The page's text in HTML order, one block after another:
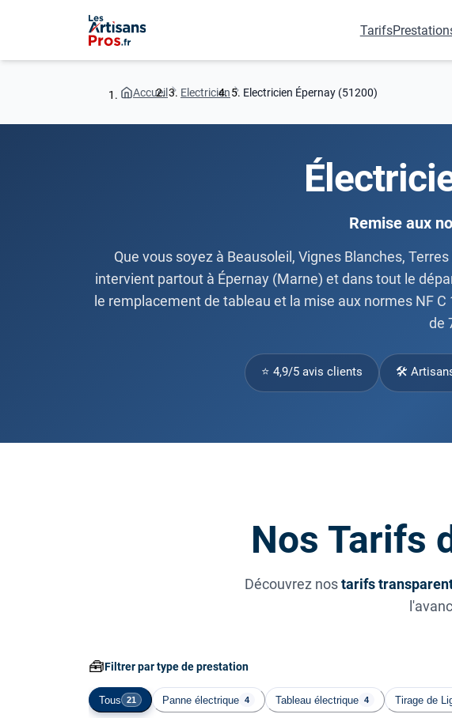
Tarifs
Accueil Electricien Electricien Épernay (51200)
Remise aux
Que vous soyez à Beausoleil, Vignes Blanches,
intervient partout à Épernay (Marne) et dans tout le
le remplacement de tableau et la mise aux normes NF
de
⭐ 4,9/5 avis clients 🛠
Nos Tarifs
Découvrez nostarifs
🧰Filtrer par type de prestation
Tous 21 Panne électrique 4 Tableau électrique 4 Tirage de